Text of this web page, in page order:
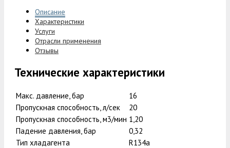
Описание
Характеристики
Услуги
Отрасли применения
Отзывы
Технические характеристики
Макс. давление, бар
16
Пропускная способность, л/сек
20
Пропускная способность, м3/мин 1,20
Падение давления, бар
0,32
Тип хладагента
R134a